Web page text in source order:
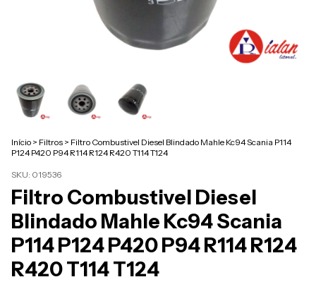
Início > Filtros > Filtro Combustivel Diesel Blindado Mahle Kc94 Scania P114
P124 P420 P94 R114 R124 R420 T114 T124
SKU: 019536
Filtro Combustivel Diesel
Blindado Mahle Kc94 Scania
P114 P124 P420 P94 R114 R124
R420 T114 T124